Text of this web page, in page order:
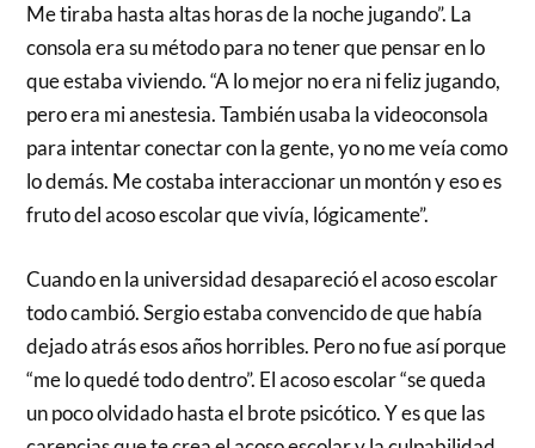
Me tiraba hasta altas horas de la noche jugando”. La
consola era su método para no tener que pensar en lo
que estaba viviendo. “A lo mejor no era ni feliz jugando,
pero era mi anestesia. También usaba la videoconsola
para intentar conectar con la gente, yo no me veía como
lo demás. Me costaba interaccionar un montón y eso es
fruto del acoso escolar que vivía, lógicamente”.
Cuando en la universidad desapareció el acoso escolar
todo cambió. Sergio estaba convencido de que había
dejado atrás esos años horribles. Pero no fue así porque
“me lo quedé todo dentro”. El acoso escolar “se queda
un poco olvidado hasta el brote psicótico. Y es que las